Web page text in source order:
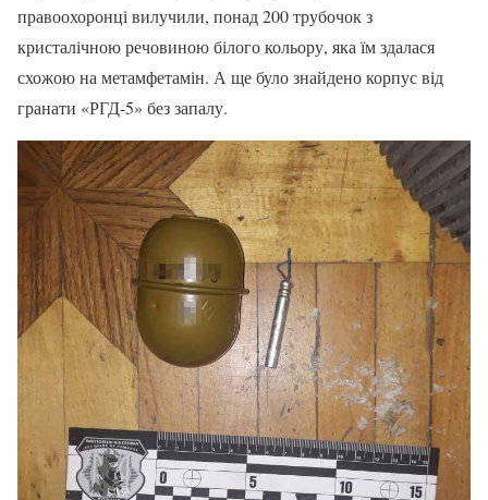
правоохоронці вилучили, понад 200 трубочок з
кристалічною речовиною білого кольору, яка їм здалася
схожою на метамфетамін. А ще було знайдено корпус від
гранати «РГД-5» без запалу.